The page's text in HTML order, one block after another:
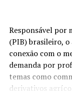
Responsável por
(PIB) brasileiro,
conexão com o
demanda por
temas como
derivativos